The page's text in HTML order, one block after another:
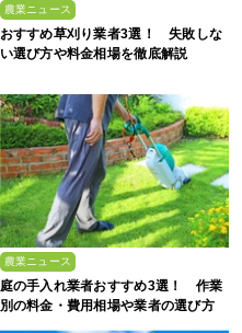
農業ニュース
おすすめ草刈り業者3選！ 失敗しな
い選び方や料金相場を徹底解説
農業ニュース
庭の手入れ業者おすすめ3選！ 作業
別の料金・費用相場や業者の選び方